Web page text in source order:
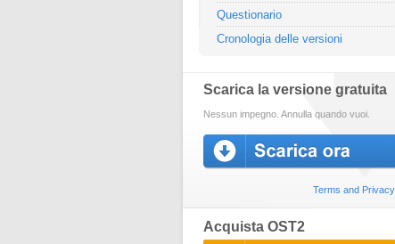
Questionario
Cronologia delle versioni
Scarica la versione gratuita
Nessun impegno. Annulla quando vuoi.
Terms and Privacy
Acquista OST2